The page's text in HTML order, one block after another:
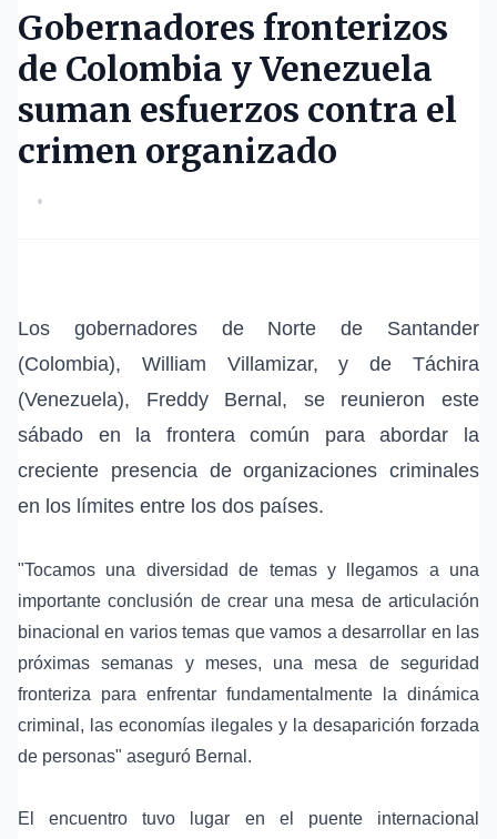
Gobernadores fronterizos
de Colombia y Venezuela
suman esfuerzos contra el
crimen organizado
•
Los gobernadores de Norte de Santander
(Colombia), William Villamizar, y de Táchira
(Venezuela), Freddy Bernal, se reunieron este
sábado en la frontera común para abordar la
creciente presencia de organizaciones criminales
en los límites entre los dos países.
"Tocamos una diversidad de temas y llegamos a una
importante conclusión de crear una mesa de articulación
binacional en varios temas que vamos a desarrollar en las
próximas semanas y meses, una mesa de seguridad
fronteriza para enfrentar fundamentalmente la dinámica
criminal, las economías ilegales y la desaparición forzada
de personas" aseguró Bernal.
El encuentro tuvo lugar en el puente internacional